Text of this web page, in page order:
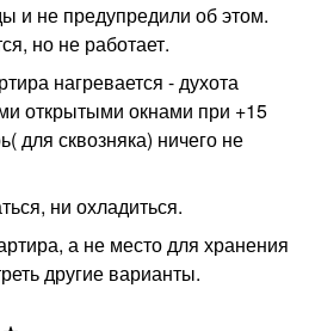
и не предупредили об этом.
но не работает.
нагревается - духота
открытыми окнами при +15
для сквозняка) ничего не
ни охладиться.
а не место для хранения
другие варианты.